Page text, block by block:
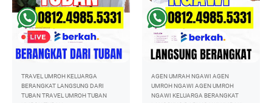
TRAVEL UMROH KELUARGA
BERANGKAT LANGSUNG DARI
TUBAN TRAVEL UMROH TUBAN
AGEN UMRAH NGAWI AGEN
UMROH NGAWI AGEN UMROH
NGAWI KELUARGA BERANGKAT